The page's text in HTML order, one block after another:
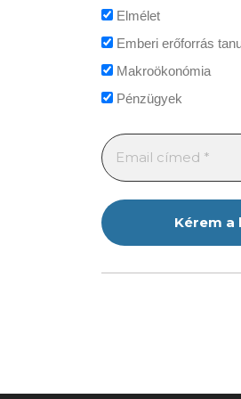
Elmélet
Emberi erőforrás
Makroökonómia
Pénzügyek